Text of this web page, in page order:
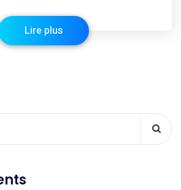
Lire plus